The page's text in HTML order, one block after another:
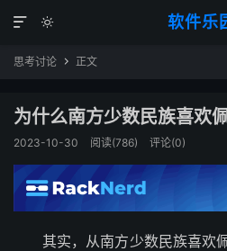
软件乐


思考讨论  正文
为什么南方少数民族喜欢
2023-10-30 阅读(786) 评论(0)
其实，从南方少数民族喜欢